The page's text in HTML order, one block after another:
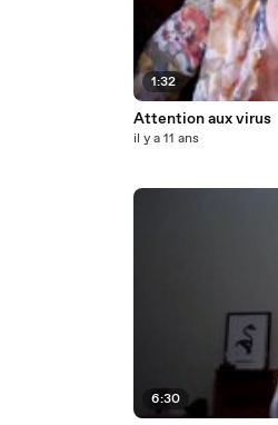
1:32
Attention aux virus
il y a 11 ans
6:30